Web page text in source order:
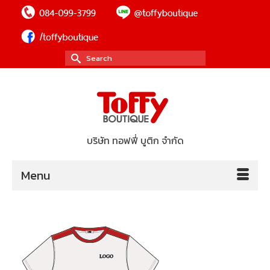
Search
for:
บริษัท ทอฟฟี่ บูติก จำกัด
Menu